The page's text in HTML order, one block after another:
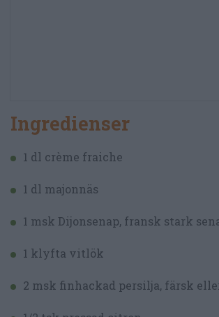
Ingredienser
1 dl crème fraiche
1 dl majonnäs
1 msk Dijonsenap, fransk stark
1 klyfta vitlök
2 msk finhackad persilja, färsk